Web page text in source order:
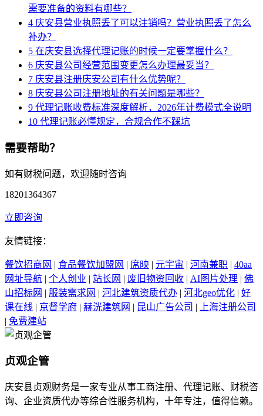
需要准备的资料有哪些？
4 庆安县营业执照丢了可以注销吗？营业执照丢了怎么
补办？
5 在庆安县选择代理记账的时候一定要掌握什么？
6 庆安县公司经营范围变更怎么办理最妥当？
7 庆安县注册庆安公司有什么优势呢？
8 庆安县公司注册地址的有关问题是哪些？
9 代理记账收费标准深度解析，2026年计费模式全说明
10 代理记账必懂规定，合规合作不踩坑
需要帮助？
如有财税问题，欢迎随时咨询
18201364367
立即咨询
友情链接：
餐饮招商网 | 食品餐饮加盟网 | 席映 | 元宇宙 | 河南兼职 | 40aa
网址导航 | 个人创业 | 站长网 | 废旧物资回收 | AI图片处理 | 佛
山招标网 | 服装需求网 | 河北建筑资质代办 | 河北geo优化 | 好
课在线 | 京督学府 | 赫洸建筑网 | 昆山广告公司 |
上海注册公司
| 免费建站
贞观企管
庆安县贞观财务是一家专业从事工商注册、代理记账、财税咨
询、企业资质代办等综合性服务机构，十年专注，值得信赖。